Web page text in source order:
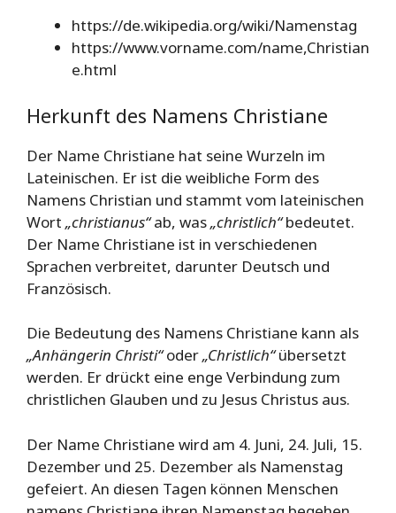
https://de.wikipedia.org/wiki/Namenstag
https://www.vorname.com/name,Christian
e.html
Herkunft des Namens Christiane
Der Name Christiane hat seine Wurzeln im
Lateinischen. Er ist die weibliche Form des
Namens Christian und stammt vom lateinischen
Wort „christianus“ab, was„christlich“bedeutet.
Der Name Christiane ist in verschiedenen
Sprachen verbreitet, darunter Deutsch und
Französisch.
Die Bedeutung des Namens Christiane kann als
„Anhängerin Christi“oder„Christlich“übersetzt
werden. Er drückt eine enge Verbindung zum
christlichen Glauben und zu Jesus Christus aus.
Der Name Christiane wird am 4. Juni, 24. Juli, 15.
Dezember und 25. Dezember als Namenstag
gefeiert. An diesen Tagen können Menschen